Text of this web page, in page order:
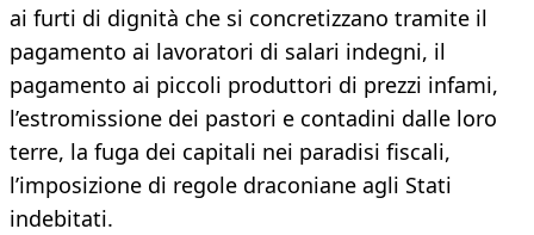
ai furti di dignità che si concretizzano tramite il
pagamento ai lavoratori di salari indegni, il
pagamento ai piccoli produttori di prezzi infami,
l’estromissione dei pastori e contadini dalle loro
terre, la fuga dei capitali nei paradisi fiscali,
l’imposizione di regole draconiane agli Stati
indebitati.